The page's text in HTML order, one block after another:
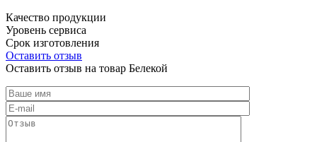
Качество продукции
Уровень сервиса
Срок изготовления
Оставить отзыв
Оставить отзыв на товар Белекой